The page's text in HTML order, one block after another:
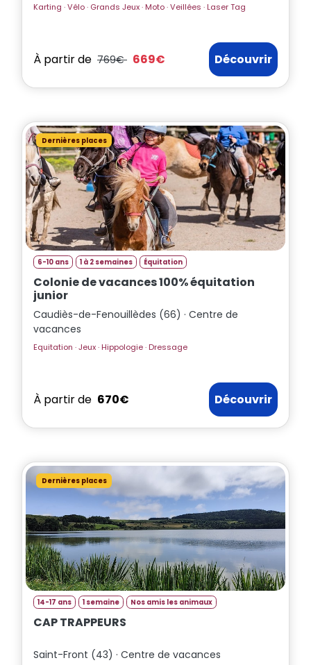
Karting · Vélo · Grands Jeux · Moto · Veillées · Laser Tag
À partir de 769€ 669€ Découvrir
Dernières places
6-10 ans 1 à 2 semaines Équitation
Colonie de vacances 100% équitation
junior
Caudiès-de-Fenouillèdes (66) · Centre de
vacances
Equitation · Jeux · Hippologie · Dressage
À partir de 670€ Découvrir
Dernières places
14-17 ans 1 semaine Nos amis les animaux
CAP TRAPPEURS
Saint-Front (43) · Centre de vacances